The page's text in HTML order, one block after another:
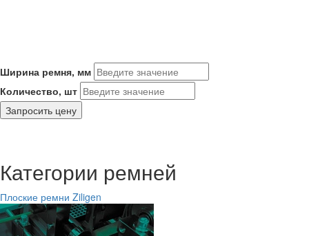
Ширина ремня, мм
Количество, шт
Запросить цену
Категории ремней
Плоские ремни Ziligen